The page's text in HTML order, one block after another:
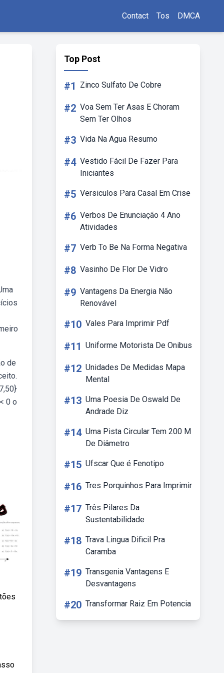
Contact Tos DMCA
de
0 o
Top Post
#1 Zinco Sulfato De Cobre
#2 Voa Sem Ter Asas E Choram
Sem Ter Olhos
#3 Vida Na Agua Resumo
#4 Vestido Fácil De Fazer Para
Iniciantes
#5 Versiculos Para Casal Em Crise
#6 Verbos De Enunciação 4 Ano
Atividades
#7 Verb To Be Na Forma Negativa
#8 Vasinho De Flor De Vidro
#9 Vantagens Da Energia Não
Renovável
#10 Vales Para Imprimir Pdf
#11 Uniforme Motorista De Onibus
#12 Unidades De Medidas Mapa
Mental
#13 Uma Poesia De Oswald De
Andrade Diz
#14 Uma Pista Circular Tem 200 M
De Diâmetro
#15 Ufscar Que é Fenotipo
#16 Tres Porquinhos Para Imprimir
#17 Três Pilares Da
Sustentabilidade
#18 Trava Lingua Dificil Pra
Caramba
#19 Transgenia Vantagens E
Desvantagens
#20 Transformar Raiz Em Potencia